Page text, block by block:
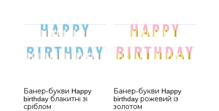
Банер-букви Happy
birthday блакитні зі
сріблом
Банер-букви Happy
birthday рожевий із
золотом